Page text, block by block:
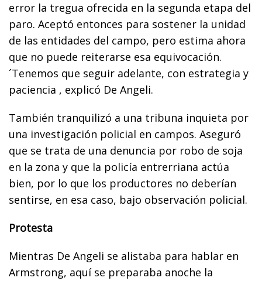
error la tregua ofrecida en la segunda etapa del
paro. Aceptó entonces para sostener la unidad
de las entidades del campo, pero estima ahora
que no puede reiterarse esa equivocación.
´Tenemos que seguir adelante, con estrategia y
paciencia , explicó De Angeli.
También tranquilizó a una tribuna inquieta por
una investigación policial en campos. Aseguró
que se trata de una denuncia por robo de soja
en la zona y que la policía entrerriana actúa
bien, por lo que los productores no deberían
sentirse, en esa caso, bajo observación policial.
Protesta
Mientras De Angeli se alistaba para hablar en
Armstrong, aquí se preparaba anoche la